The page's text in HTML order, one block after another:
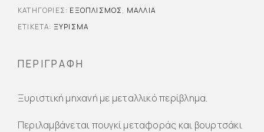
ΠΕΡΙΓΡΑΦΉ
Ξυριστική μηχανή με μεταλλικό περίβλημα.
Περιλαμβάνεται πουγκί μεταφοράς και βουρτσάκι
ΚΑΤΗΓΟΡΊΕΣ: ΕΞΟΠΛΙΣΜΌΣ, ΜΑΛΛΙΆ
ΕΤΙΚΈΤΑ: ΞΥΡΙΣΜΑ